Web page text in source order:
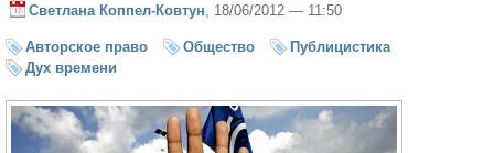
Светлана Коппел-Ковтун , 18/06/2012 — 11:50
Авторское право Общество
Публицистика
Дух времени